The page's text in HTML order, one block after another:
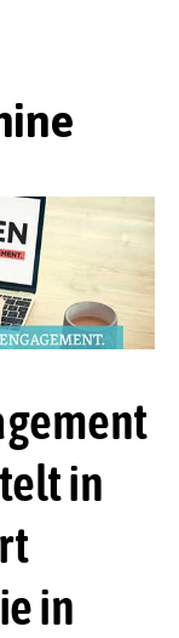
in
in